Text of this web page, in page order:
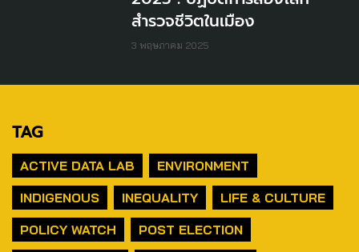
สำรวจชีวิตในเมือง
3 พฤษภาคม 2025
TAG
ACTIVE DATA LAB
ENVIRONMENT
INDIGENOUS
INEQUALITY
LIFE & CULTURE
POLICY WATCH
POST ELECTION